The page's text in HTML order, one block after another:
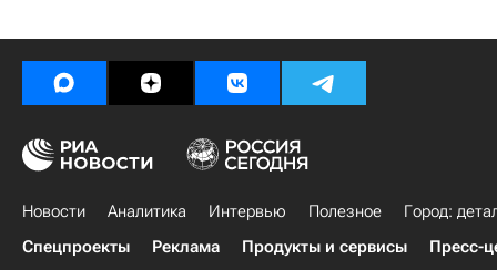
Новости Аналитика Интервью Полезное
Город:
Спецпроекты
Реклама Продукты и сервисы Пресс-